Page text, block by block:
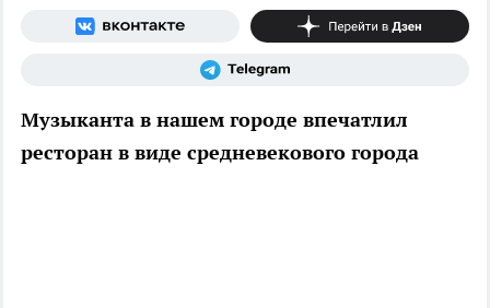
Музыканта в нашем городе впечатлил
ресторан в виде средневекового города